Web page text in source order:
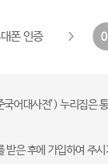
폰 인증
어대사전’) 누리집
은 후에 가입하여 주